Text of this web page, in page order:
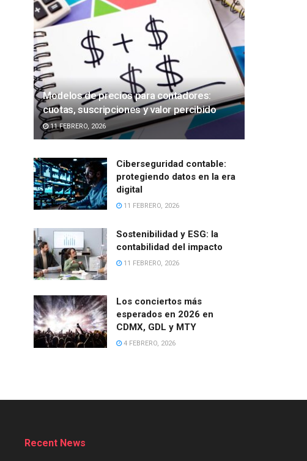
Modelos de precios para contadores:
cuotas, suscripciones y valor percibido
11 FEBRERO, 2026
Ciberseguridad contable:
protegiendo datos en la era
digital
11 FEBRERO, 2026
Sostenibilidad y ESG: la
contabilidad del impacto
11 FEBRERO, 2026
Los conciertos más
esperados en 2026 en
CDMX, GDL y MTY
4 FEBRERO, 2026
Recent News